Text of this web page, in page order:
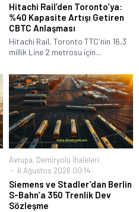
Hitachi Rail’den Toronto’ya:
%40 Kapasite Artışı Getiren
CBTC Anlaşması
Hitachi Rail, Toronto TTC'nin 16,3
millik Line 2 metrosu için...
Avrupa, Demiryolu İhaleleri
6 Ağustos 2026 00:14
Siemens ve Stadler’dan Berlin
S-Bahn’a 350 Trenlik Dev
Sözleşme